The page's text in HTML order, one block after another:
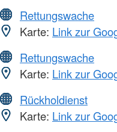
Rettungswache
Karte: Link zur
Rettungswache
Karte: Link zur
Rückholdienst
Karte: Link zur